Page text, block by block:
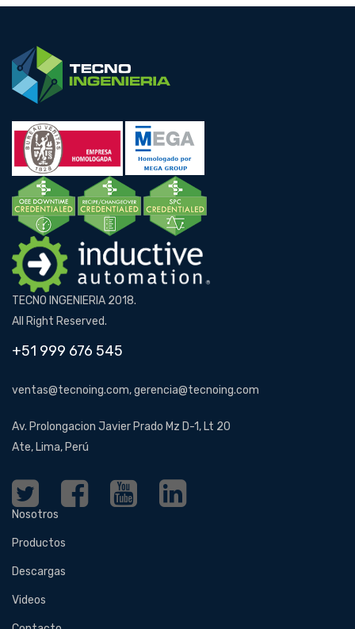
TECNO INGENIERIA 2018.
All Right Reserved.
+51 999 676 545
ventas@tecnoing.com, gerencia@tecnoing.com
Av. Prolongacion Javier Prado Mz D-1, Lt 20
Ate, Lima, Perú
Nosotros
Productos
Descargas
Videos